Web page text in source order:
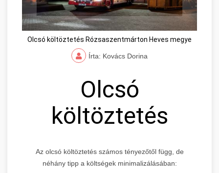
Olcsó költöztetés Rózsaszentmárton Heves megye
Írta: Kovács Dorina
Olcsó
költöztetés
Az olcsó költöztetés számos tényezőtől függ, de
néhány tipp a költségek minimalizálásában: